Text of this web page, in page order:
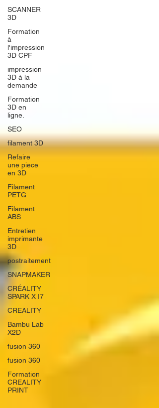
SCANNER
3D
Formation
à
l'impression
3D CPF
impression
3D à la
demande
Formation
3D en
ligne.
SEO
filament 3D
Refaire
une piece
en 3D
Filament
PETG
Filament
ABS
Entretien
imprimante
3D
postraitement
SNAPMAKER
CRÉALITY
SPARK X I7
CREALITY
Bambu Lab
X2D
fusion 360
fusion 360
Formation
CREALITY
PRINT